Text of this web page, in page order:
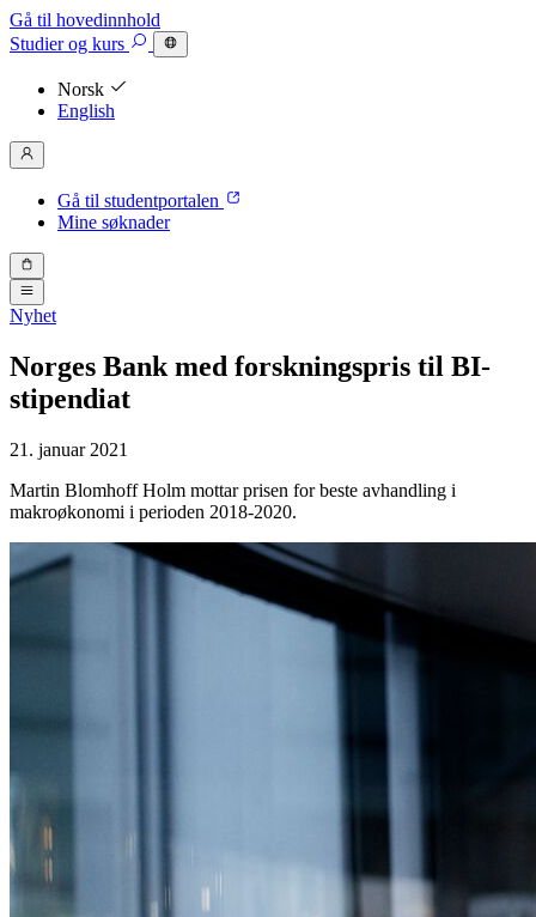
Gå til hovedinnhold
Studierog kurs
Norsk
English
Gå til studentportalen
Mine søknader
Nyhet
Norges Bank med forskningspris til BI-
stipendiat
21. januar 2021
Martin Blomhoff Holm mottar prisen for beste avhandling i
makroøkonomi i perioden 2018-2020.